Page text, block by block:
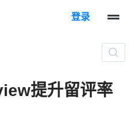
登录
提升留评率